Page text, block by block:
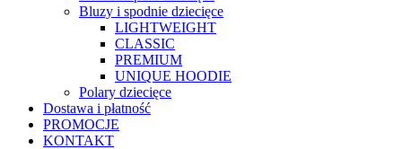
Bluzy i spodnie dziecięce
LIGHTWEIGHT
CLASSIC
PREMIUM
UNIQUE HOODIE
Polary dziecięce
Dostawa i płatność
PROMOCJE
KONTAKT